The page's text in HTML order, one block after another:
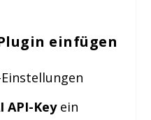
einfügen
API-Keyein